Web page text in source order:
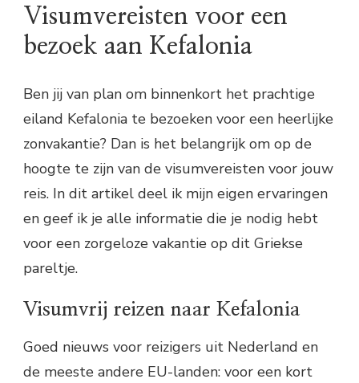
Visumvereisten voor een
bezoek aan Kefalonia
Ben jij van plan om binnenkort het prachtige
eiland Kefalonia te bezoeken voor een heerlijke
zonvakantie? Dan is het belangrijk om op de
hoogte te zijn van de visumvereisten voor jouw
reis. In dit artikel deel ik mijn eigen ervaringen
en geef ik je alle informatie die je nodig hebt
voor een zorgeloze vakantie op dit Griekse
pareltje.
Visumvrij reizen naar Kefalonia
Goed nieuws voor reizigers uit Nederland en
de meeste andere EU-landen: voor een kort